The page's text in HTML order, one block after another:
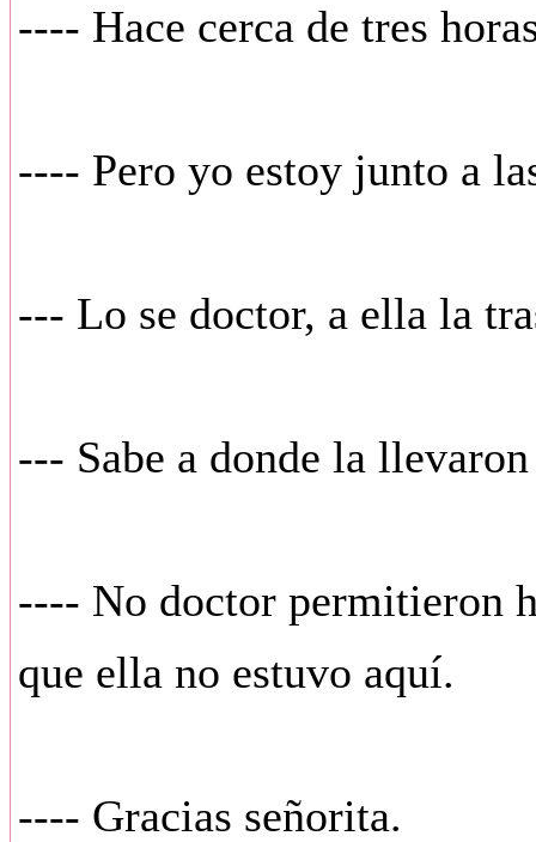
---- Hace cerca de tres
---- Pero yo estoy junto a
--- Lo se doctor, a ella la
--- Sabe a donde la
---- No doctor permitieron
que ella no estuvo aquí.
---- Gracias señorita.